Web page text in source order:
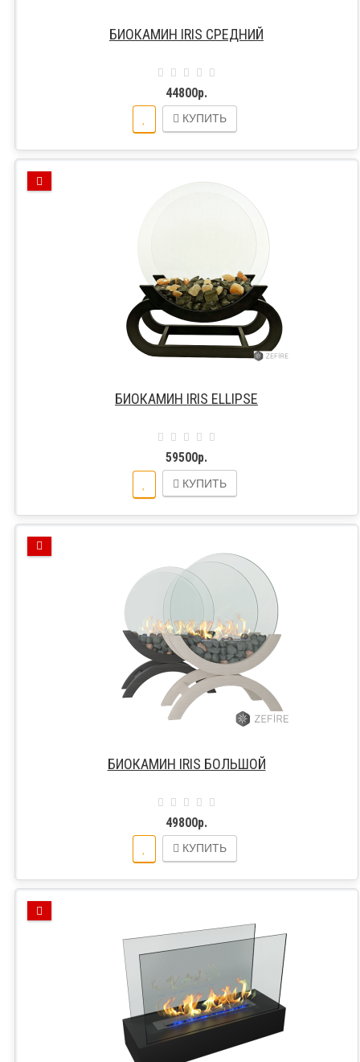
БИОКАМИН IRIS СРЕДНИЙ
44800р.
КУПИТЬ
БИОКАМИН IRIS ELLIPSE
59500р.
КУПИТЬ
БИОКАМИН IRIS БОЛЬШОЙ
49800р.
КУПИТЬ